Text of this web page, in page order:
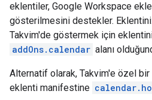
eklentiler, Google Workspace
gösterilmesini destekler.
Takvim'de göstermek için
addOns.calendar alanı
Alternatif olarak, Takvim'e özel
eklenti manifestine